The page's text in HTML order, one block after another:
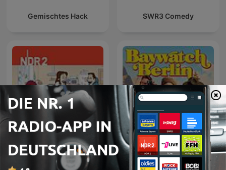
Gemischtes Hack SWR3 Comedy
NDR 2 - Wir sind die
Freeses
Baywatch Berlin